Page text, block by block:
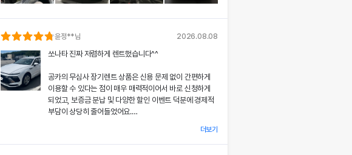
윤정**님 2026.08.08
쏘나타 진짜 저렴하게 렌트했습니다^^
공카의 무심사 장기렌트 상품은 신용 문제 없이 간편하게
이용할 수 있다는 점이 매우 매력적이어서 바로 신청하게
되었고, 보증금 분납 및 다양한 할인 이벤트 덕분에 경제적
부담이 상당히 줄어들었어요.
차량 인수 시 장민혁 담당자님께서 친절하고 꼼꼼하게 신차
의 상태와 각종 기능에 대해 설명해주셔서, 처음 이용하는
더보기